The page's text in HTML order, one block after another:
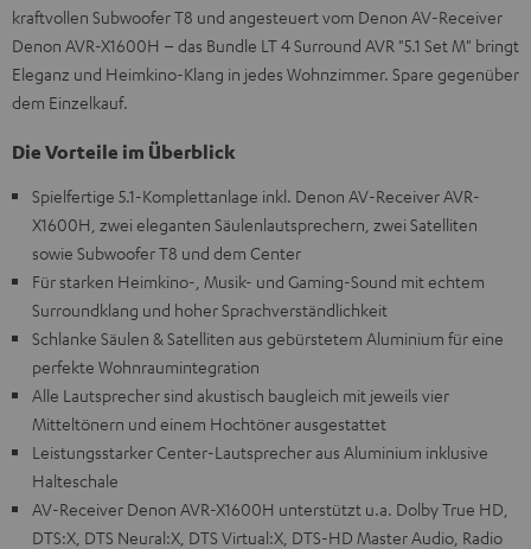
kraftvollen Subwoofer T8 und angesteuert vom Denon AV-Receiver
Denon AVR-X1600H – das Bundle LT 4 Surround AVR "5.1 Set M" bringt
Eleganz und Heimkino-Klang in jedes Wohnzimmer. Spare gegenüber
dem Einzelkauf.
Die Vorteile im Überblick
Spielfertige 5.1-Komplettanlage inkl. Denon AV-Receiver AVR-
X1600H, zwei eleganten Säulenlautsprechern, zwei Satelliten
sowie Subwoofer T8 und dem Center
Für starken Heimkino-, Musik- und Gaming-Sound mit echtem
Surroundklang und hoher Sprachverständlichkeit
Schlanke Säulen & Satelliten aus gebürstetem Aluminium für eine
perfekte Wohnraumintegration
Alle Lautsprecher sind akustisch baugleich mit jeweils vier
Mitteltönern und einem Hochtöner ausgestattet
Leistungsstarker Center-Lautsprecher aus Aluminium inklusive
Halteschale
AV-Receiver Denon AVR-X1600H unterstützt u.a. Dolby True HD,
DTS:X, DTS Neural:X, DTS Virtual:X, DTS-HD Master Audio, Radio